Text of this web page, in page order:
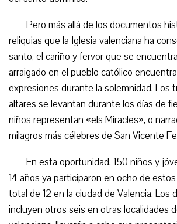
Pero más allá de los documentos
reliquias que la Iglesia valenciana ha
santo, el cariño y fervor que se
arraigado en el pueblo católico
expresiones durante la solemnidad. Los
altares se levantan durante los días de
niños representan «els Miracles», o
milagros más célebres de San Vicente
En esta oportunidad, 150 niños y
14 años ya participaron en ocho de
total de 12 en la ciudad de Valencia. Los
incluyen otros seis en otras localidades